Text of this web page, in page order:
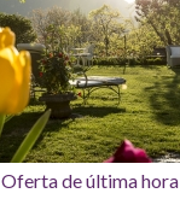
Oferta de última hora